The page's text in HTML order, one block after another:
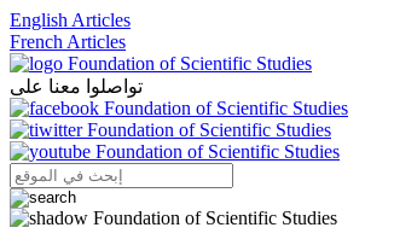
English Articles
French Articles
تواصلوا معنا على